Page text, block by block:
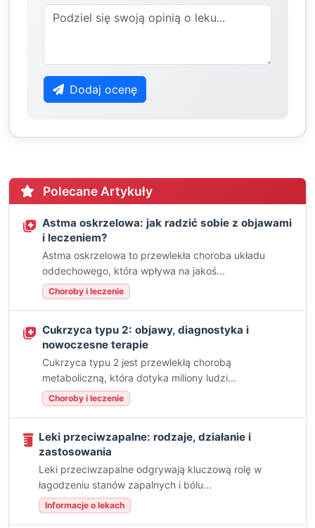
Dodaj ocenę
Polecane Artykuły
Astma oskrzelowa: jak radzić sobie z objawami
i leczeniem?
Astma oskrzelowa to przewlekła choroba układu
oddechowego, która wpływa na jakoś...
Choroby i leczenie
Cukrzyca typu 2: objawy, diagnostyka i
nowoczesne terapie
Cukrzyca typu 2 jest przewlekłą chorobą
metaboliczną, która dotyka miliony ludzi...
Choroby i leczenie
Leki przeciwzapalne: rodzaje, działanie i
zastosowania
Leki przeciwzapalne odgrywają kluczową rolę w
łagodzeniu stanów zapalnych i bólu...
Informacje o lekach